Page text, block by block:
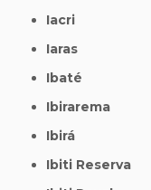
Iacri
Iaras
Ibaté
Ibirarema
Ibirá
Ibiti Reserva